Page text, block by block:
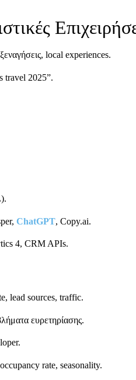
local experiences.
travel 2025”.
ChatGPT, Copy.ai.
4, CRM APIs.
lead sources, traffic.
ευρετηρίασης.
rate, seasonality.